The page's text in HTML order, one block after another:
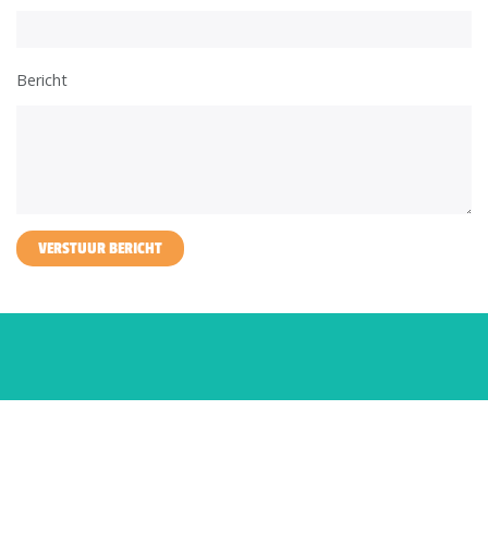
Bericht
VERSTUUR BERICHT